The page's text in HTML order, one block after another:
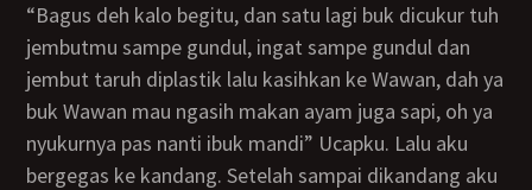
“Bagus deh kalo begitu, dan satu lagi buk dicukur tuh
jembutmu sampe gundul, ingat sampe gundul dan
jembut taruh diplastik lalu kasihkan ke Wawan, dah ya
buk Wawan mau ngasih makan ayam juga sapi, oh ya
nyukurnya pas nanti ibuk mandi” Ucapku. Lalu aku
bergegas ke kandang. Setelah sampai dikandang aku